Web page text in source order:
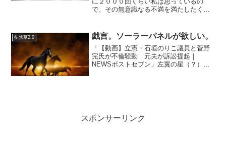
で、その無意識なる不満を満たしたくて
きや堀江貴文と同様かそれ以上に頭がお
かしい人だとインターネット...
徒然草2.0 戯言。ソーラーパネルが欲しい。
「【動画】立憲・石垣のりこ議員と菅野
完氏が不倫騒動 元夫が訴訟提起｜
NEWSポストセブン」左翼の星（？）の
スポンサーリンク